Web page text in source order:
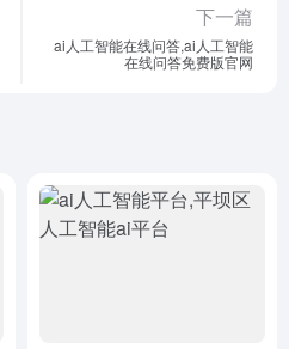
下一篇
ai人工智能在线问答,ai人工智能
在线问答免费版官网